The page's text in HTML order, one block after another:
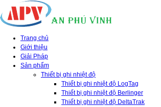
Trang chủ
Giới thiệu
Giải Pháp
Sản phẩm
Thiết bị ghi nhiệt độ
Thiết bị ghi nhiệt độ LogTag
Thiết bị ghi nhiệt độ Berlinger
Thiết bị ghi nhiệt độ DeltaTrak